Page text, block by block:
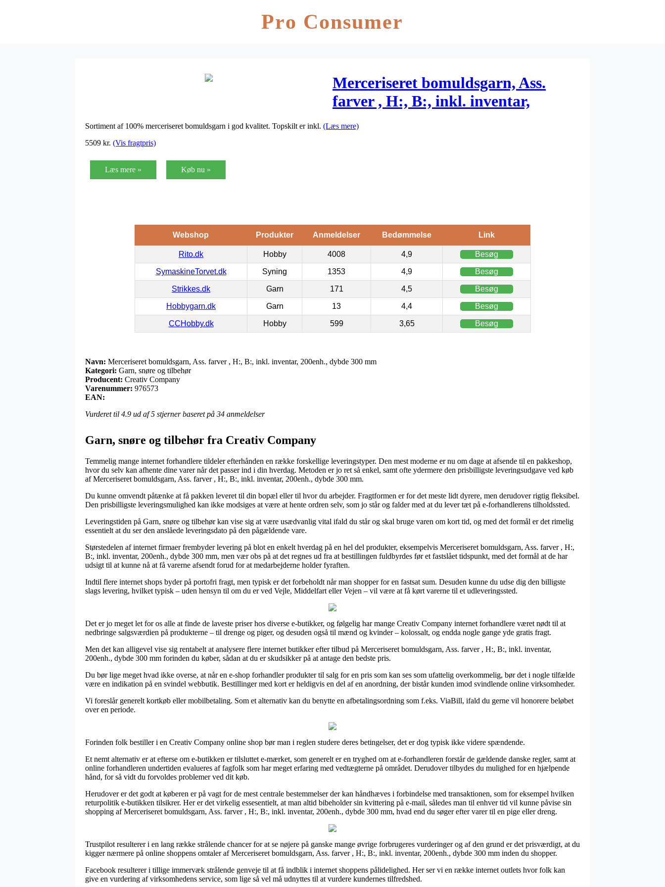
Pro Consumer
Merceriseret bomuldsgarn, Ass.
farver , H:, B:, inkl. inventar,
200enh., dybde 300 mm
Sortiment af 100% merceriseret bomuldsgarn i god kvalitet. Topskilt er inkl. (Læs mere)
5509 kr. (Vis fragtpris)
Læs mere » Køb nu »
Webshop Produkter Anmeldelser Bedømmelse Link
Rito.dk Hobby 4008 4,9 Besøg
SymaskineTorvet.dk Syning 1353 4,9 Besøg
Strikkes.dk Garn 171 4,5 Besøg
Hobbygarn.dk Garn 13 4,4 Besøg
CCHobby.dk Hobby 599 3,65 Besøg
Navn: Merceriseret bomuldsgarn, Ass. farver , H:, B:, inkl. inventar, 200enh., dybde 300 mm
Kategori: Garn, snøre og tilbehør
Producent: Creativ Company
Varenummer: 976573
EAN:
Vurderet til 4.9 ud af 5 stjerner baseret på 34 anmeldelser
Garn, snøre og tilbehør fra Creativ Company
Temmelig mange internet forhandlere tildeler efterhånden en række forskellige leveringstyper. Den mest moderne er nu om dage at afsende til en pakkeshop,
hvor du selv kan afhente dine varer når det passer ind i din hverdag. Metoden er jo ret så enkel, samt ofte ydermere den prisbilligste leveringsudgave ved køb
af Merceriseret bomuldsgarn, Ass. farver , H:, B:, inkl. inventar, 200enh., dybde 300 mm.
Du kunne omvendt påtænke at få pakken leveret til din bopæl eller til hvor du arbejder. Fragtformen er for det meste lidt dyrere, men derudover rigtig fleksibel.
Den prisbilligste leveringsmulighed kan ikke modsiges at være at hente ordren selv, som jo står og falder med at du lever tæt på e-forhandlerens tilholdssted.
Leveringstiden på Garn, snøre og tilbehør kan vise sig at være usædvanlig vital ifald du står og skal bruge varen om kort tid, og med det formål er det rimelig
essentielt at du ser den anslåede leveringsdato på den pågældende vare.
Størstedelen af internet firmaer frembyder levering på blot en enkelt hverdag på en hel del produkter, eksempelvis Merceriseret bomuldsgarn, Ass. farver , H:,
B:, inkl. inventar, 200enh., dybde 300 mm, men vær obs på at det regnes ud fra at bestillingen fuldbyrdes før et fastslået tidspunkt, med det formål at de har
udsigt til at kunne nå at få varerne afsendt forud for at medarbejderne holder fyraften.
Indtil flere internet shops byder på portofri fragt, men typisk er det forbeholdt når man shopper for en fastsat sum. Desuden kunne du udse dig den billigste
slags levering, hvilket typisk – uden hensyn til om du er ved Vejle, Middelfart eller Vejen – vil være at få kørt varerne til et udleveringssted.
Det er jo meget let for os alle at finde de laveste priser hos diverse e-butikker, og følgelig har mange Creativ Company internet forhandlere været nødt til at
nedbringe salgsværdien på produkterne – til drenge og piger, og desuden også til mænd og kvinder – kolossalt, og endda nogle gange yde gratis fragt.
Men det kan alligevel vise sig rentabelt at analysere flere internet butikker efter tilbud på Merceriseret bomuldsgarn, Ass. farver , H:, B:, inkl. inventar,
200enh., dybde 300 mm forinden du køber, sådan at du er skudsikker på at antage den bedste pris.
Du bør lige meget hvad ikke overse, at når en e-shop forhandler produkter til salg for en pris som kan ses som ufattelig overkommelig, bør det i nogle tilfælde
være en indikation på en svindel webbutik. Bestillinger med kort er heldigvis en del af en anordning, der bistår kunden imod svindlende online virksomheder.
Vi foreslår generelt kortkøb eller mobilbetaling. Som et alternativ kan du benytte en afbetalingsordning som f.eks. ViaBill, ifald du gerne vil honorere beløbet
over en periode.
Forinden folk bestiller i en Creativ Company online shop bør man i reglen studere deres betingelser, det er dog typisk ikke videre spændende.
Et nemt alternativ er at efterse om e-butikken er tilsluttet e-mærket, som generelt er en tryghed om at e-forhandleren forstår de gældende danske regler, samt at
online forhandleren undertiden evalueres af fagfolk som har meget erfaring med vedtægterne på området. Derudover tilbydes du mulighed for en hjælpende
hånd, for så vidt du forvoldes problemer ved dit køb.
Herudover er det godt at køberen er på vagt for de mest centrale bestemmelser der kan håndhæves i forbindelse med transaktionen, som for eksempel hvilken
returpolitik e-butikken tilsikrer. Her er det virkelig essesentielt, at man altid bibeholder sin kvittering på e-mail, således man til enhver tid vil kunne påvise sin
shopping af Merceriseret bomuldsgarn, Ass. farver , H:, B:, inkl. inventar, 200enh., dybde 300 mm, hvad end du søger efter varer til en pige eller dreng.
Trustpilot resulterer i en lang række strålende chancer for at se nøjere på ganske mange øvrige forbrugeres vurderinger og af den grund er det prisværdigt, at du
kigger nærmere på online shoppens omtaler af Merceriseret bomuldsgarn, Ass. farver , H:, B:, inkl. inventar, 200enh., dybde 300 mm inden du shopper.
Facebook resulterer i tillige immervæk strålende genveje til at få indblik i internet shoppens pålidelighed. Her ser vi en række internet outlets hvor folk kan
give en vurdering af virksomhedens service, som lige så vel må udnyttes til at vurdere kundernes tilfredshed.